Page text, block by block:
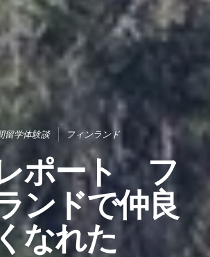
留学体験談 フィンランド
ポート フ
ンドで仲良
なれた